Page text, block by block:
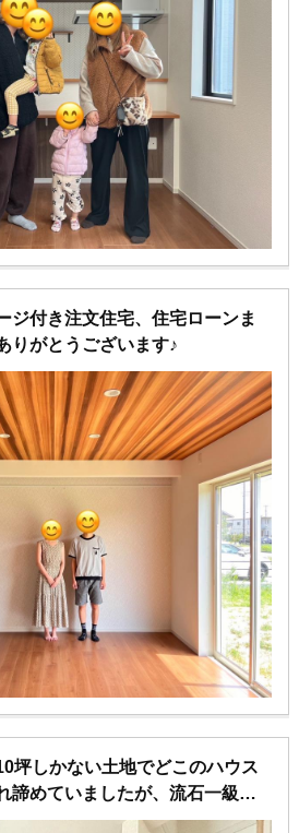
ジ付き注文住宅、住宅ローンま
りがとうございます♪
坪しかない土地でどこのハウス
諦めていましたが、流石一級建